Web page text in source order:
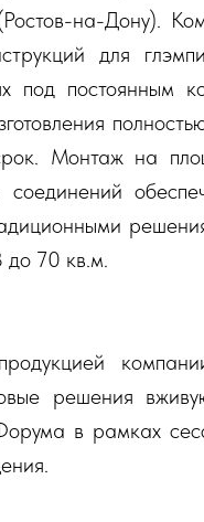
на-Дону).
для
под постоянным
Монтаж на
70 кв.м.
решения
в рамках